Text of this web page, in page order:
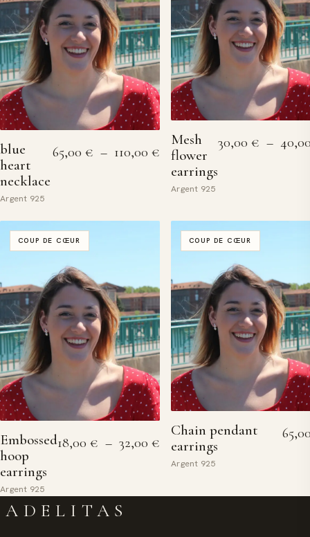
blue
heart
necklace
Argent 925
65,00 € – 110,00 € Plage de prix : 65,00 € à
Mesh
flower
earrings
Argent 925
30,00 € –
COUP DE CŒUR
Embossed
hoop
earrings
Argent 925
18,00 € – 32,00 € Plage de prix : 18,00 € à
COUP DE CŒUR
Chain pendant
earrings
Argent 925
ADELITAS